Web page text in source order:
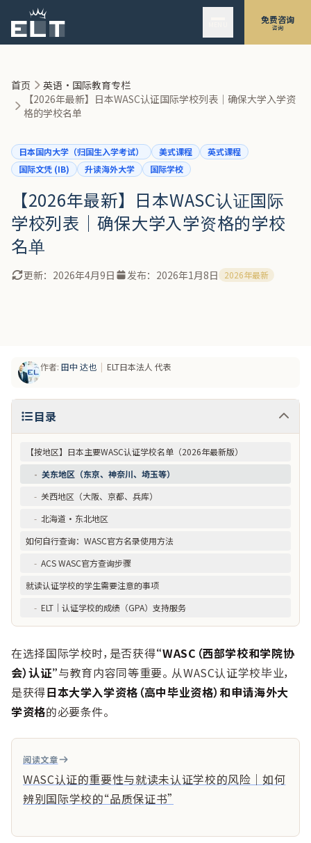
跳至主要内容
免费咨询
咨询
首页
英语·国际教育专栏
【2026年最新】日本WASC认证国际学校列表｜确保大学入学资
格的学校名单
日本国内大学（归国生入学考试） 美式课程
英式课程
国际文凭 (IB)
升读海外大学 国际学校
【2026年最新】日本WASC认证国际
学校列表｜确保大学入学资格的学校
名单
更新： 2026年4月9日 发布： 2026年1月8日 2026年最新
作者: 田中 达也 | ELT日本法人 代表
目录
【按地区】日本主要WASC认证学校名单（2026年最新版）
- 关东地区（东京、神奈川、埼玉等）
- 关西地区（大阪、京都、兵库）
- 北海道・东北地区
如何自行查询：WASC官方名录使用方法
- ACS WASC官方查询步骤
就读认证学校的学生需要注意的事项
- ELT｜认证学校的成绩（GPA）支持服务
在选择国际学校时，是否获得“WASC（西部学校和学院协
会）认证”与教育内容同等重要。 从WASC认证学校毕业，
是获得日本大学入学资格（高中毕业资格）和申请海外大
学资格的必要条件。
阅读文章
WASC认证的重要性与就读未认证学校的风险｜如何
辨别国际学校的“品质保证书”
【按地区】日本主要WASC认证学校名单（2026年最新版）
- 关东地区（东京、神奈川、埼玉等）
- 北海道・东北地区
如何自行查询：WASC官方名录使用方法
ACS WASC官方查询步骤
就读认证学校的学生需要注意的事项
- ELT｜认证学校的成绩（GPA）支持服务